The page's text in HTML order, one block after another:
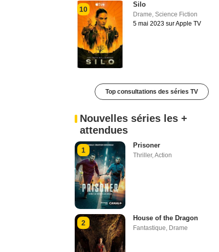
10
Silo
Drame, Science Fiction
5 mai 2023 sur Apple TV
Top consultations des séries TV
Nouvelles séries les +
attendues
1
Prisoner
Thriller,Action
2
House of the Dragon
Fantastique, Drame